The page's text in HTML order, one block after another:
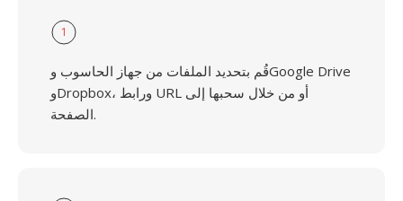
1
قُم بتحديد الملفات من جهاز الحاسوب وGoogle Drive
وDropbox، ورابط URL أو من خلال سحبها إلى
الصفحة.